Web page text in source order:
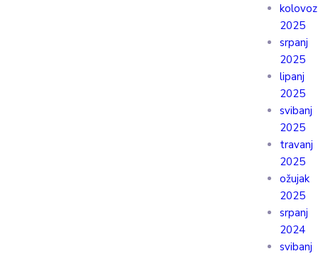
kolovoz
2025
srpanj
2025
lipanj
2025
svibanj
2025
travanj
2025
ožujak
2025
srpanj
2024
svibanj